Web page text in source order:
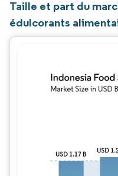
Taille et part du
édulcorants